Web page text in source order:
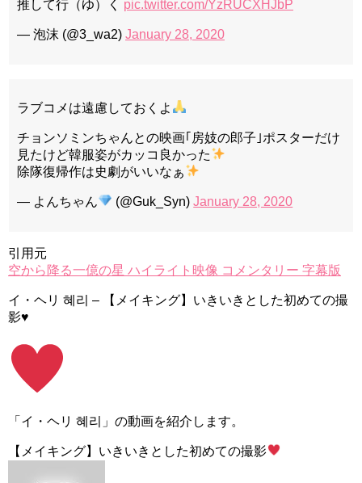
推して行（ゆ）く pic.twitter.com/YzRUCXHJbP
— 泡沫 (@3_wa2) January 28, 2020
ラブコメは遠慮しておくよ
チョンソミンちゃんとの映画｢房妓の郎子｣ポスターだけ
見たけど韓服姿がカッコ良かった
除隊復帰作は史劇がいいなぁ
— よんちゃん (@Guk_Syn)January 28, 2020
引用元
空から降る一億の星 ハイライト映像 コメンタリー 字幕版
イ・ヘリ 혜리 – 【メイキング】いきいきとした初めての撮
影♥
「イ・ヘリ 혜리」の動画を紹介します。
【メイキング】いきいきとした初めての撮影